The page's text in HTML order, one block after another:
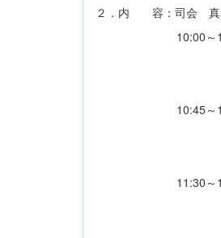
２．内 容：司会 真
10:00～10:45 「
笹木 優賢
10:45～11:30 「
清元 秀泰
11:30～12:15 「災
安部 史生 先